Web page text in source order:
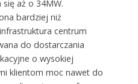
aż o 34MW.
bardziej niż
centrum
do dostarczania
o wysokiej
klientom moc nawet do